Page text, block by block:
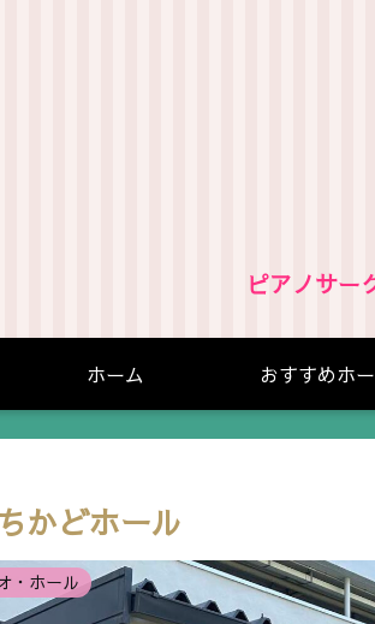
ピアノサー
ホーム おすすめホ
かどホール
・ホール